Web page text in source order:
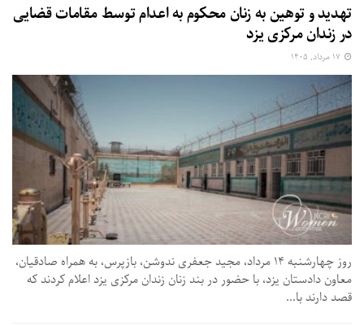
تهدید و توهین به زنان محکوم به اعدام توسط مقامات قضایی
در زندان مرکزی یزد
روز چهارشنبه ۱۴ مرداد، مجید جعفری ندوشن، بازپرس، به همراه صادقیان،
معاون دادستان یزد، با حضور در بند زنان زندان مرکزی یزد اعلام کردند که
قصد دارند با...